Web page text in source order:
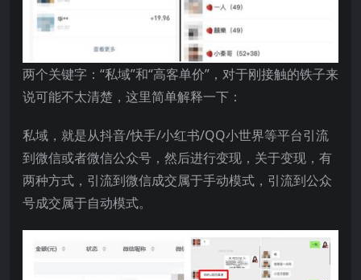
两个关键字：“私域”和“高客单价”，对于刚接触的铁子来
说可能不太清楚，这里简单解释一下：
私域，就是从抖音/快手/小红书/QQ小世界等平台引流
到微信或者微信公众号，然后进行变现，关于变现，有
两种方式，引流到微信成交属于手动模式，引流到公众
号成交属于自动模式。